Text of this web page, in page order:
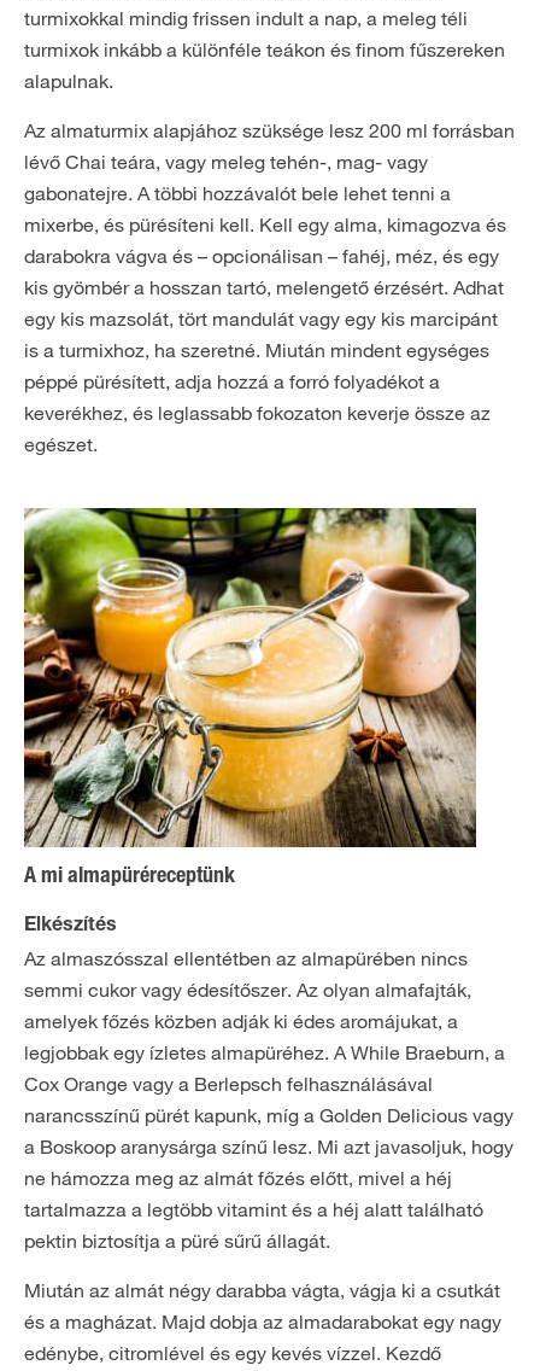
turmixokkal mindig frissen indult a nap, a meleg téli
turmixok inkább a különféle teákon és finom fűszereken
alapulnak.
Az almaturmix alapjához szüksége lesz 200 ml forrásban
lévő Chai teára, vagy meleg tehén-, mag- vagy
gabonatejre. A többi hozzávalót bele lehet tenni a
mixerbe, és pürésíteni kell. Kell egy alma, kimagozva és
darabokra vágva és – opcionálisan – fahéj, méz, és egy
kis gyömbér a hosszan tartó, melengető érzésért. Adhat
egy kis mazsolát, tört mandulát vagy egy kis marcipánt
is a turmixhoz, ha szeretné. Miután mindent egységes
péppé pürésített, adja hozzá a forró folyadékot a
keverékhez, és leglassabb fokozaton keverje össze az
egészet.
A mi almapüréreceptünk
Elkészítés
Az almaszósszal ellentétben az almapürében nincs
semmi cukor vagy édesítőszer. Az olyan almafajták,
amelyek főzés közben adják ki édes aromájukat, a
legjobbak egy ízletes almapüréhez. A While Braeburn, a
Cox Orange vagy a Berlepsch felhasználásával
narancsszínű pürét kapunk, míg a Golden Delicious vagy
a Boskoop aranysárga színű lesz. Mi azt javasoljuk, hogy
ne hámozza meg az almát főzés előtt, mivel a héj
tartalmazza a legtöbb vitamint és a héj alatt található
pektin biztosítja a püré sűrű állagát.
Miután az almát négy darabba vágta, vágja ki a csutkát
és a magházat. Majd dobja az almadarabokat egy nagy
edénybe, citromlével és egy kevés vízzel. Kezdő